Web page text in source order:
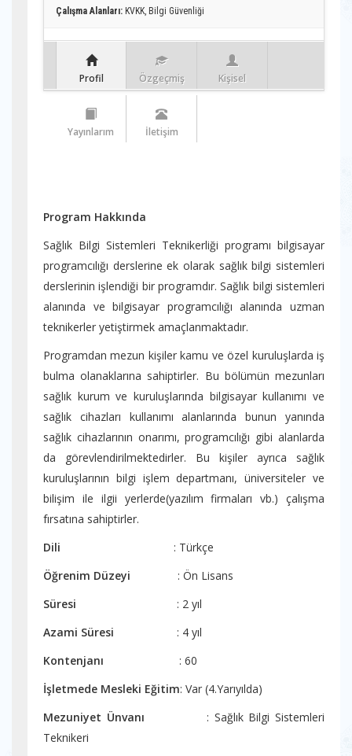
Çalışma Alanları: KVKK, Bilgi Güvenliği
Profil Özgeçmiş Kişisel
Yayınlarım İletişim
Program Hakkında
Sağlık Bilgi Sistemleri Teknikerliği programı bilgisayar
programcılığı derslerine ek olarak sağlık bilgi sistemleri
derslerinin işlendiği bir programdır. Sağlık bilgi sistemleri
alanında ve bilgisayar programcılığı alanında uzman
teknikerler yetiştirmek amaçlanmaktadır.
Programdan mezun kişiler kamu ve özel kuruluşlarda iş
bulma olanaklarına sahiptirler. Bu bölümün mezunları
sağlık kurum ve kuruluşlarında bilgisayar kullanımı ve
sağlık cihazları kullanımı alanlarında bunun yanında
sağlık cihazlarının onarımı, programcılığı gibi alanlarda
da görevlendirilmektedirler. Bu kişiler ayrıca sağlık
kuruluşlarının bilgi işlem departmanı, üniversiteler ve
bilişim ile ilgii yerlerde(yazılım firmaları vb.) çalışma
fırsatına sahiptirler.
Dili : Türkçe
Öğrenim Düzeyi
: Ön Lisans
Süresi : 2 yıl
Azami Süresi : 4 yıl
Kontenjanı : 60
İşletmede Mesleki Eğitim: Var (4.Yarıyılda)
Mezuniyet Ünvanı : Sağlık Bilgi Sistemleri
Teknikeri